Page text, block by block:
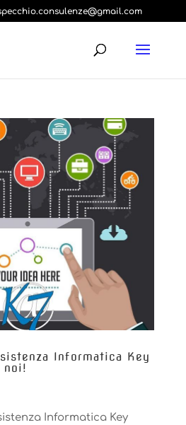
Informatica Key
noi!
Informatica Key